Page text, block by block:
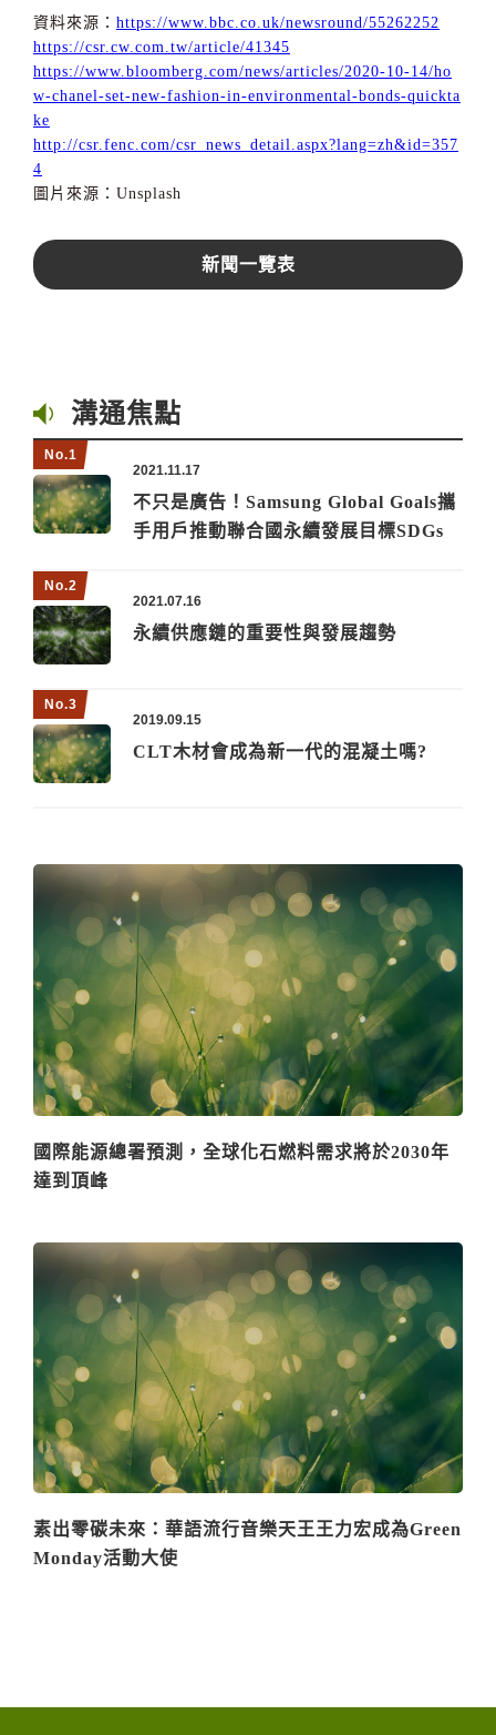
資料來源： https://www.bbc.co.uk/newsround/55262252
https://csr.cw.com.tw/article/41345
https://www.bloomberg.com/news/articles/2020-10-14/ho
w-chanel-set-new-fashion-in-environmental-bonds-quickta
ke
http://csr.fenc.com/csr_news_detail.aspx?lang=zh&id=357
4
圖片來源：Unsplash
新聞一覽表
溝通焦點
2021.11.17
不只是廣告！Samsung Global Goals攜
手用戶推動聯合國永續發展目標SDGs
2021.07.16
永續供應鏈的重要性與發展趨勢
2019.09.15
CLT木材會成為新一代的混凝土嗎?
國際能源總署預測，全球化石燃料需求將於2030年
達到頂峰
素出零碳未來：華語流行音樂天王王力宏成為Green
Monday活動大使